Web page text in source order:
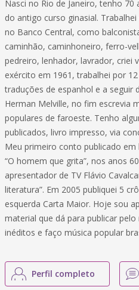
Nasci no Rio de Janeiro, tenho
do antigo curso ginasial.
no Banco Central, como
caminhão, caminhoneiro, ferro-
pedreiro, lenhador, lavrador, criei
exército em 1961, trabalhei por
traduções de espanhol e a seguir
Herman Melville, no fim escrevia
populares de faroeste. Tenho
publicados, livro impresso, via
Meu primeiro conto publicado
“O homem que grita”, nos anos
apresentador de TV Flávio
literatura”. Em 2005 publiquei 5
esquerda Carta Maior. Hoje sou
material que dá para publicar
inéditos e faço música popular
Perfil completo